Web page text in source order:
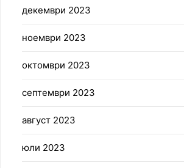
декември 2023
ноември 2023
октомври 2023
септември 2023
август 2023
юли 2023